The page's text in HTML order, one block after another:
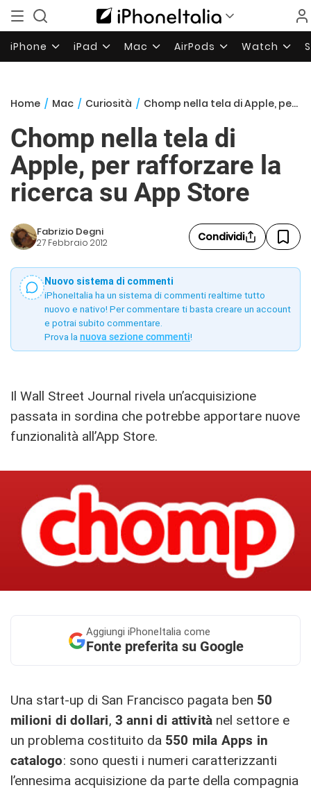
iPhone iPad Mac AirPods Watch
Home / Mac / Curiosità / Chomp nella tela di Apple, per rafforzare la ricerca su App Store
Chomp nella tela di
Apple, per rafforzare la
ricerca su App Store
Fabrizio Degni
27 Febbraio 2012 Condividi
Nuovo sistema di commenti
iPhoneItalia ha un sistema di commenti realtime tutto
nuovo e nativo! Per commentare ti basta creare un account
e potrai subito commentare.
Prova la nuova sezione commenti!
Il Wall Street Journal rivela un’acquisizione
passata in sordina che potrebbe apportare nuove
funzionalità all’App Store.
Aggiungi iPhoneItalia come
Fonte preferita su Google
Una start-up di San Francisco pagata ben 50
milioni di dollari, 3 anni di attività nel settore e
un problema costituito da 550 mila Apps in
catalogo: sono questi i numeri caratterizzanti
l’ennesima acquisizione da parte della compagnia